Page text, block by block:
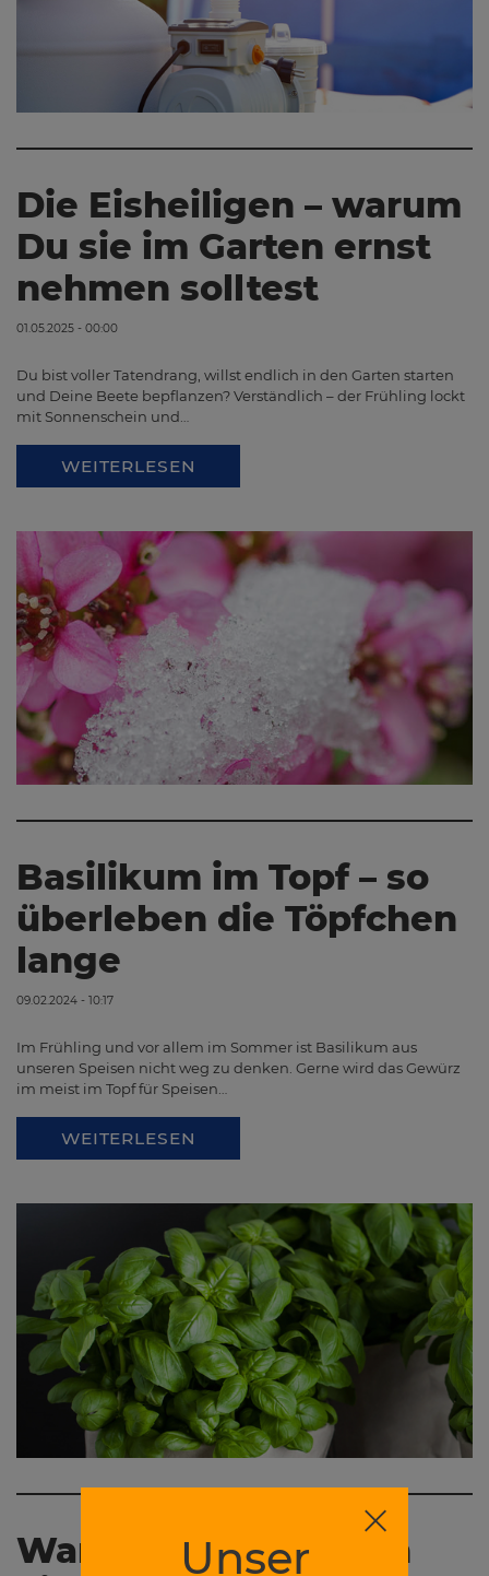
Unser
Die Eisheiligen – warum
Du sie im Garten ernst
nehmen solltest
01.05.2025 - 00:00
Du bist voller Tatendrang, willst endlich in den Garten starten
und Deine Beete bepflanzen? Verständlich – der Frühling lockt
mit Sonnenschein und…
WEITERLESEN
Basilikum im Topf – so
überleben die Töpfchen
lange
09.02.2024 - 10:17
Im Frühling und vor allem im Sommer ist Basilikum aus
unseren Speisen nicht weg zu denken. Gerne wird das Gewürz
im meist im Topf für Speisen…
WEITERLESEN
Wann schneidet man